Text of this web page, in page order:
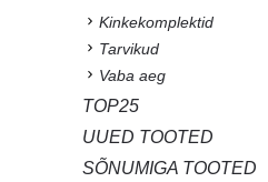
Kinkekomplektid
Tarvikud
Vaba aeg
TOP25
UUED TOOTED
SÕNUMIGA TOOTED